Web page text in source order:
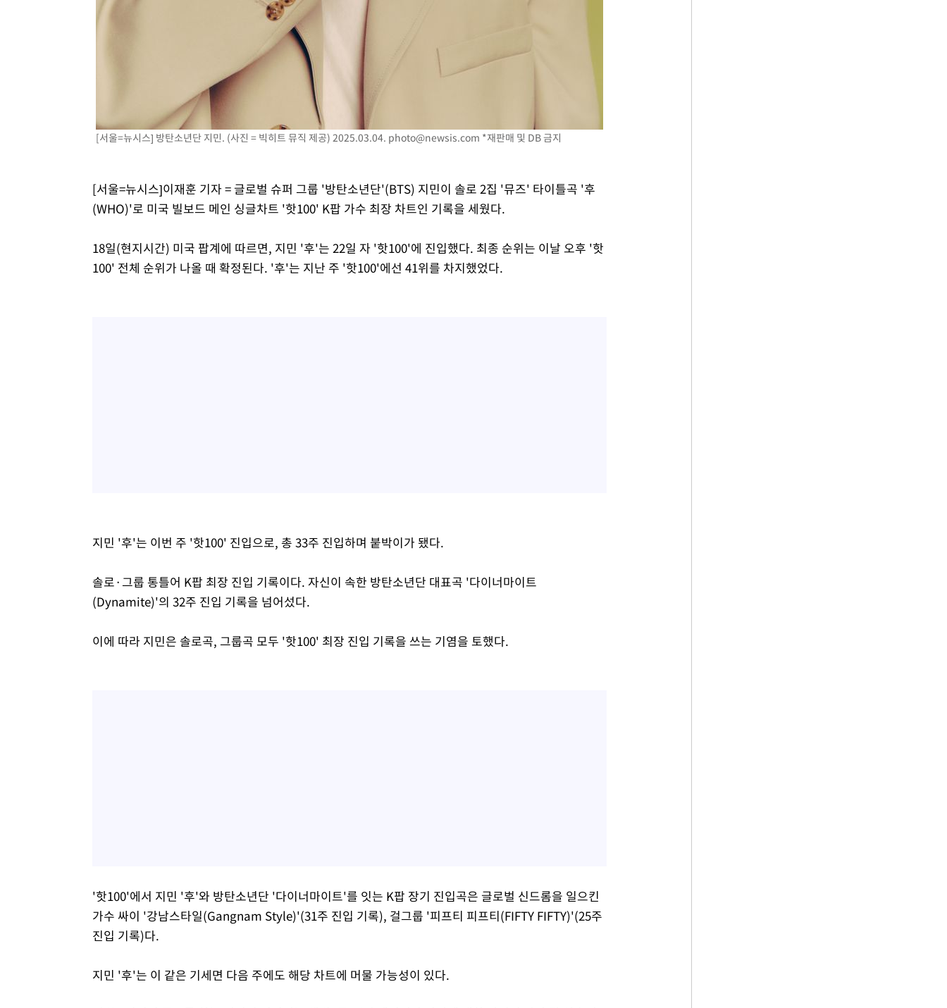
[서울=뉴시스] 방탄소년단 지민. (사진 = 빅히트 뮤직 제공) 2025.03.04. photo@newsis.com *재판매 및 DB 금지
[서울=뉴시스]이재훈 기자 = 글로벌 슈퍼 그룹 '방탄소년단'(BTS) 지민이 솔로 2집 '뮤즈' 타이틀곡 '후
(WHO)'로 미국 빌보드 메인 싱글차트 '핫100' K팝 가수 최장 차트인 기록을 세웠다.
18일(현지시간) 미국 팝계에 따르면, 지민 '후'는 22일 자 '핫100'에 진입했다. 최종 순위는 이날 오후 '핫
100' 전체 순위가 나올 때 확정된다. '후'는 지난 주 '핫100'에선 41위를 차지했었다.
지민 '후'는 이번 주 '핫100' 진입으로, 총 33주 진입하며 붙박이가 됐다.
솔로·그룹 통틀어 K팝 최장 진입 기록이다. 자신이 속한 방탄소년단 대표곡 '다이너마이트
(Dynamite)'의 32주 진입 기록을 넘어섰다.
이에 따라 지민은 솔로곡, 그룹곡 모두 '핫100' 최장 진입 기록을 쓰는 기염을 토했다.
'핫100'에서 지민 '후'와 방탄소년단 '다이너마이트'를 잇는 K팝 장기 진입곡은 글로벌 신드롬을 일으킨
가수 싸이 '강남스타일(Gangnam Style)'(31주 진입 기록), 걸그룹 '피프티 피프티(FIFTY FIFTY)'(25주
진입 기록)다.
지민 '후'는 이 같은 기세면 다음 주에도 해당 차트에 머물 가능성이 있다.